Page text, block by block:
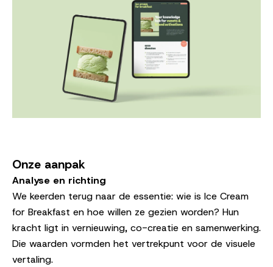
Onze aanpak
Analyse en richting
We keerden terug naar de essentie: wie is Ice Cream
for Breakfast en hoe willen ze gezien worden? Hun
kracht ligt in vernieuwing, co-creatie en samenwerking.
Die waarden vormden het vertrekpunt voor de visuele
vertaling.